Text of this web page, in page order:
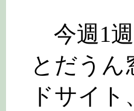
今週1
とだうん
ドサイ